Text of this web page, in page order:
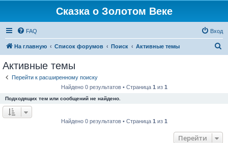
Сказка о Золотом Веке
FAQ Вход
На главную Список форумов Поиск Активные темы
Активные темы
Перейти к расширенному поиску
Найдено 0 результатов • Страница 1 из 1
Подходящих тем или сообщений не найдено.
Найдено 0 результатов • Страница 1 из 1
Перейти